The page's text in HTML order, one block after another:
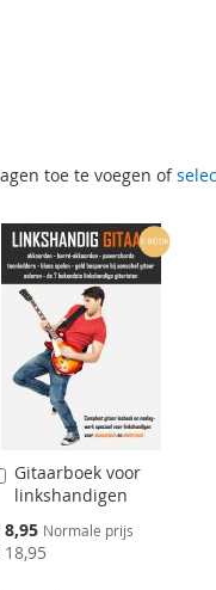
toe te voegen of
Gitaarboek voor
linkshandigen
8,95 Normale prijs
18,95
Aan
winkelwagen
toevoegen